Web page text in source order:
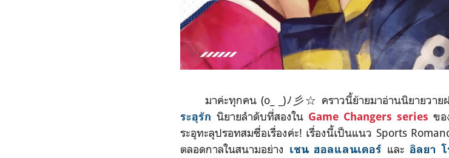
มาค่ะทุกคน (o_ _)ﾉ彡☆ คราวนี้ย้ายมาอ่านนิยายวาย
ระอุรัก นิยายลำดับที่สองใน Game Changers series ขอ
ระอุทะลุปรอทสมชื่อเรื่องค่ะ! เรื่องนี้เป็นแนว Sports
ตลอดกาลในสนามอย่าง เชน ฮอลแลนเดอร์ และ อิลยา